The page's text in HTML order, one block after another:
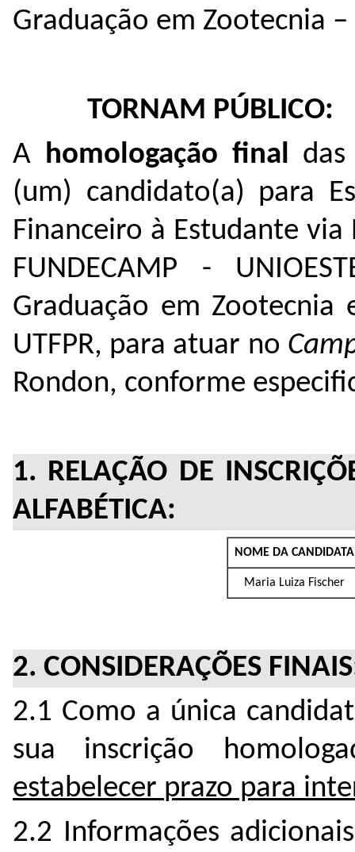
Graduação em Zootecnia
TORNAM PÚBLICO:
A homologação final
(um) candidato(a) para
Financeiro à Estudante via
FUNDECAMP -
Graduação em Zootecnia
UTFPR, para atuar no
Rondon, conforme
1. RELAÇÃO DE
ALFABÉTICA:
NOME DA CANDIDATA
Maria Luiza Fischer
2. CONSIDERAÇÕES
2.1 Como a única
sua inscrição
estabelecer prazo para
2.2 Informações